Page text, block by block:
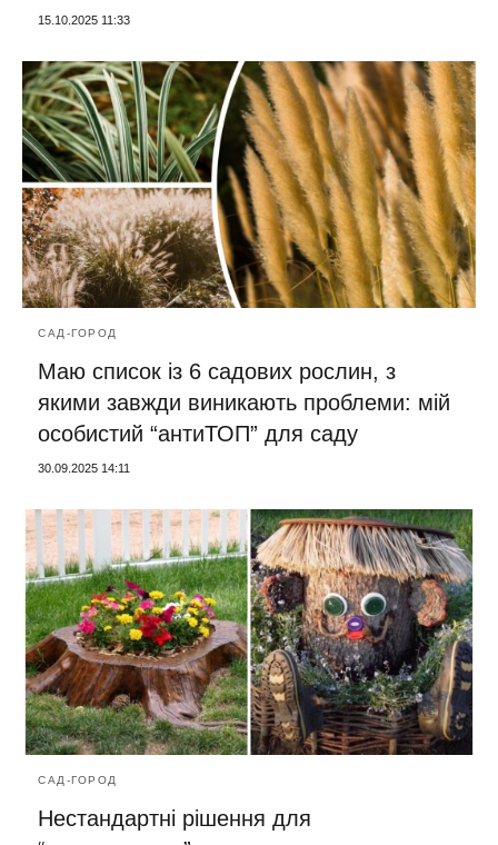
15.10.2025 11:33
САД-ГОРОД
Маю список із 6 садових рослин, з
якими завжди виникають проблеми: мій
особистий “антиТОП” для саду
30.09.2025 14:11
САД-ГОРОД
Нестандартні рішення для